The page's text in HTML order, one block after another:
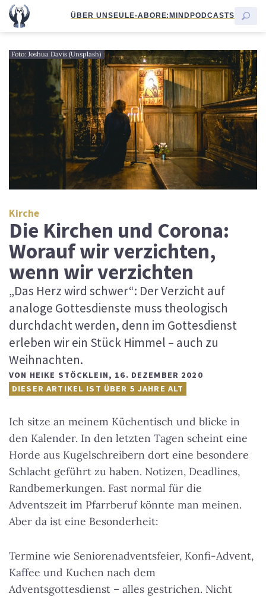
ÜBER UNSEULE-ABORE:MINDPODCASTS
Foto: Joshua Davis (Unsplash)
Kirche
Die Kirchen und Corona:
Worauf wir verzichten,
wenn wir verzichten
„Das Herz wird schwer“: Der Verzicht auf
analoge Gottesdienste muss theologisch
durchdacht werden, denn im Gottesdienst
erleben wir ein Stück Himmel – auch zu
Weihnachten.
VON HEIKE STÖCKLEIN, 16. DEZEMBER 2020
DIESER ARTIKEL IST ÜBER 5 JAHRE ALT
Ich sitze an meinem Küchentisch und blicke in
den Kalender. In den letzten Tagen scheint eine
Horde aus Kugelschreibern dort eine besondere
Schlacht geführt zu haben. Notizen, Deadlines,
Randbemerkungen. Fast normal für die
Adventszeit im Pfarrberuf könnte man meinen.
Aber da ist eine Besonderheit:
Termine wie Seniorenadventsfeier, Konfi-Advent,
Kaffee und Kuchen nach dem
Adventsgottesdienst – alles gestrichen. Nicht